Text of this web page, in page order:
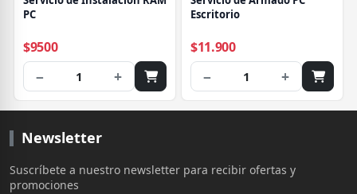
PC
$9500
− 1 +
Escritorio
$11.900
− 1 +
Newsletter
Suscríbete a nuestro newsletter para recibir ofertas y
promociones